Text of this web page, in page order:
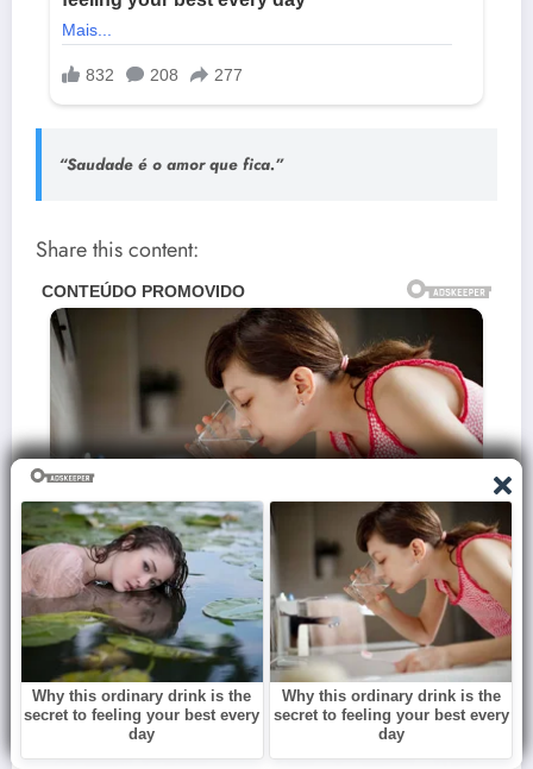
“Saudade é o amor que fica.”
Share this content: